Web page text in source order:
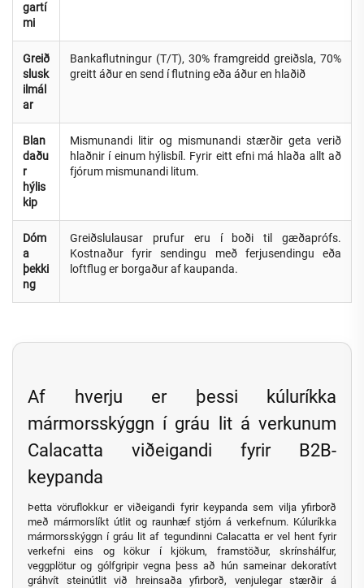
gartí
mi
Greið
slusk
ilmál
ar
Bankaflutningur (T/T), 30% framgreidd greiðsla, 70%
greitt áður en send í flutning eða áður en hlaðið
Blan
daðu
r
hýlis
kip
Mismunandi litir og mismunandi stærðir geta verið
hlaðnir í einum hýlisbíl. Fyrir eitt efni má hlaða allt að
fjórum mismunandi litum.
Dóm
a
þekki
ng
Greiðslulausar prufur eru í boði til gæðaprófs.
Kostnaður fyrir sendingu með ferjusendingu eða
loftflug er borgaður af kaupanda.
Af hverju er þessi kúluríkka
mármorsskýggn í gráu lit á verkunum
Calacatta viðeigandi fyrir B2B-
keypanda
Þetta vöruflokkur er viðeigandi fyrir keypanda sem vilja yfirborð
með mármorslíkt útlit og raunhæf stjórn á verkefnum. Kúluríkka
mármorsskýggn í gráu lit af tegundinni Calacatta er vel hent fyrir
verkefni eins og kökur í kjökum, framstöður, skrínshálfur,
veggplötur og gólfgripir vegna þess að hún sameinar dekoratívt
gráhvít steinútlit við hreinsaða yfirborð, venjulegar stærðir á